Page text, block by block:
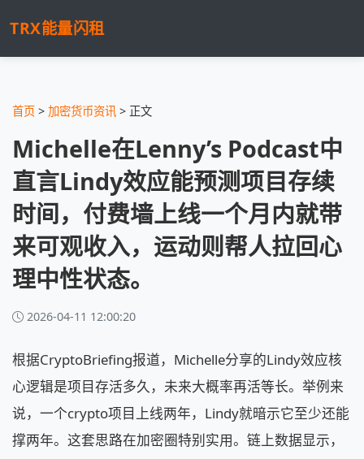
TRX能量闪租
首页 > 加密货币资讯 > 正文
Michelle在Lenny’s Podcast中
直言Lindy效应能预测项目存续
时间，付费墙上线一个月内就带
来可观收入，运动则帮人拉回心
理中性状态。
2026-04-11 12:00:20
根据CryptoBriefing报道，Michelle分享的Lindy效应核
心逻辑是项目存活多久，未来大概率再活等长。举例来
说，一个crypto项目上线两年，Lindy就暗示它至少还能
撑两年。这套思路在加密圈特别实用。链上数据显示，